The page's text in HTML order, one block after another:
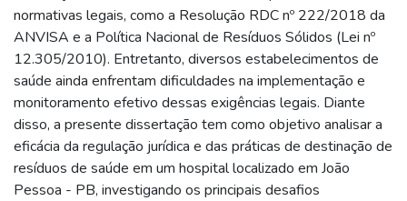
normativas legais, como a Resolução RDC nº 222/2018 da
ANVISA e a Política Nacional de Resíduos Sólidos (Lei nº
12.305/2010). Entretanto, diversos estabelecimentos de
saúde ainda enfrentam dificuldades na implementação e
monitoramento efetivo dessas exigências legais. Diante
disso, a presente dissertação tem como objetivo analisar a
eficácia da regulação jurídica e das práticas de destinação de
resíduos de saúde em um hospital localizado em João
Pessoa - PB, investigando os principais desafios